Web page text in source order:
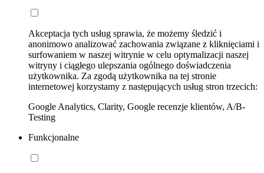
Akceptacja tych usług sprawia, że możemy śledzić i
anonimowo analizować zachowania związane z kliknięciami i
surfowaniem w naszej witrynie w celu optymalizacji naszej
witryny i ciągłego ulepszania ogólnego doświadczenia
użytkownika. Za zgodą użytkownika na tej stronie
internetowej korzystamy z następujących usług stron trzecich:
Google Analytics, Clarity, Google recenzje klientów, A/B-
Testing
Funkcjonalne